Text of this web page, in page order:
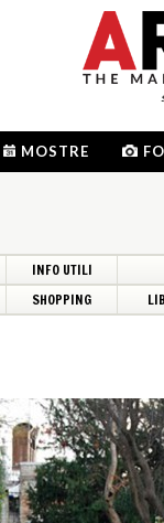
MOSTRE
INFO UTILI
SHOPPING